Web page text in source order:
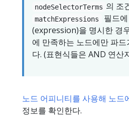
nodeSelectorTerms 의 조
matchExpressions
필드
(expression)을 명시한 경
에 만족하는 노드에만 파
다. (표현식들은 AND 연산
노드 어피니티를 사용해 노드
정보를 확인한다.